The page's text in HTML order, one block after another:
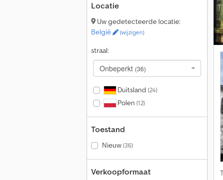
Locatie
Uw gedetecteerde locatie:
België
(wijzigen)
straal:
Onbeperkt (36)
Duitsland (24)
Polen (12)
Toestand
Nieuw(36)
Verkoopformaat